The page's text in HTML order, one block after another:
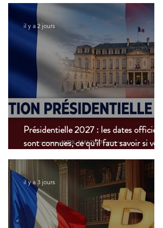
Présidentielle 2027 : les dates officielles
sont connues, ce qu’il faut savoir si vous
vivez à l’étranger
il y a 2 jours
il y a 3 jours